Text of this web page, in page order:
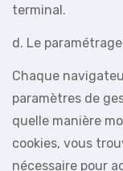
terminal.
d. Le
Chaque
paramètres de
quelle manière
cookies, vous
nécessaire pour